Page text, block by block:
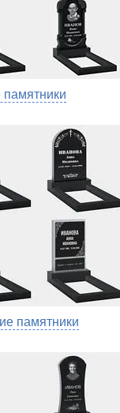
памятники